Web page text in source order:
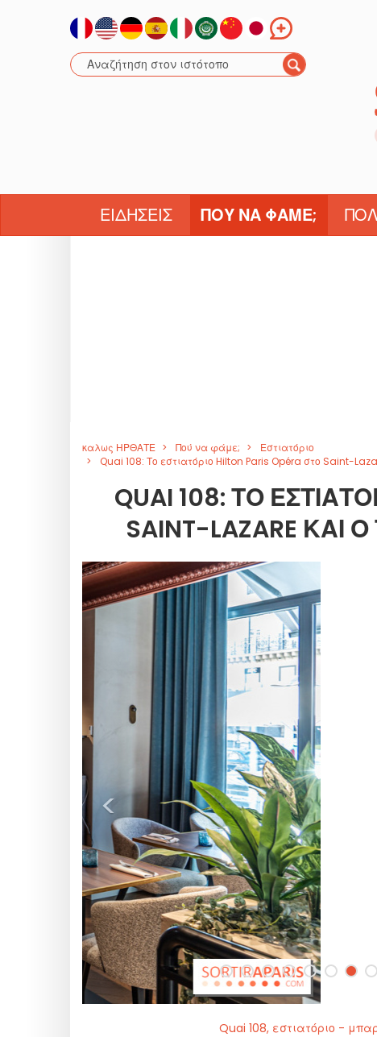
ΕΙΔΉΣΕΙΣ ΠΟΎ ΝΑ ΦΆΜΕ;
καλως ΗΡΘΑΤΕ Πού να φάμε;
Εστιατόριο
Quai 108: Το εστιατόριο Hilton Paris Opéra στο Saint-
QUAI 108: ΤΟ
SAINT-LAZARE ΚΑΙ
<
Quai 108, εστιατόριο -